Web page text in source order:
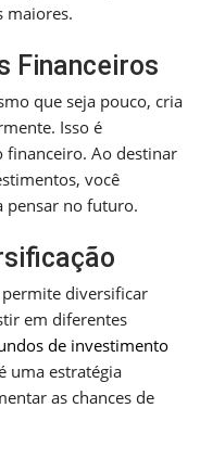
maiores.
Financeiros
que seja pouco, cria
Isso é
financeiro. Ao destinar
você
pensar no futuro.
diversificar
em diferentes
de investimento
uma estratégia
as chances de